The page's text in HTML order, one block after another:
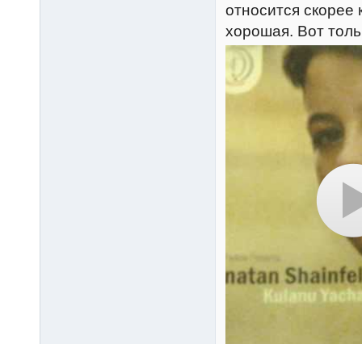
относится
хорошая. Вот